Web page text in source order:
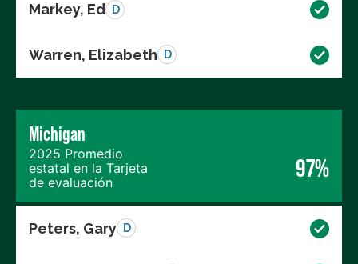
Markey, Ed D
Warren, Elizabeth D
Michigan
2025 Promedio
estatal en la Tarjeta
de evaluación
97%
Peters, Gary D